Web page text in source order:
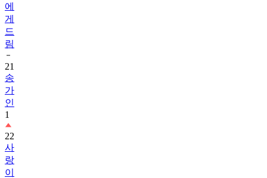
에
게
드
림
21
송
가
인
1
22
사
랑
이